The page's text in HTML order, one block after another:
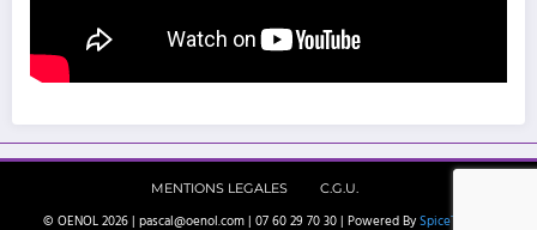
MENTIONS LEGALES C.G.U.
© OENOL 2026 | pascal@oenol.com | 07 60 29 70 30 | Powered By SpiceThemes